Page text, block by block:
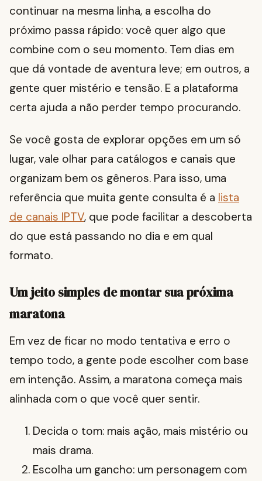
continuar na mesma linha, a escolha do
próximo passa rápido: você quer algo que
combine com o seu momento. Tem dias em
que dá vontade de aventura leve; em outros, a
gente quer mistério e tensão. E a plataforma
certa ajuda a não perder tempo procurando.
Se você gosta de explorar opções em um só
lugar, vale olhar para catálogos e canais que
organizam bem os gêneros. Para isso, uma
referência que muita gente consulta é a lista
de canais IPTV, que pode facilitar a descoberta
do que está passando no dia e em qual
formato.
Um jeito simples de montar sua próxima
maratona
Em vez de ficar no modo tentativa e erro o
tempo todo, a gente pode escolher com base
em intenção. Assim, a maratona começa mais
alinhada com o que você quer sentir.
Decida o tom: mais ação, mais mistério ou
mais drama.
Escolha um gancho: um personagem com